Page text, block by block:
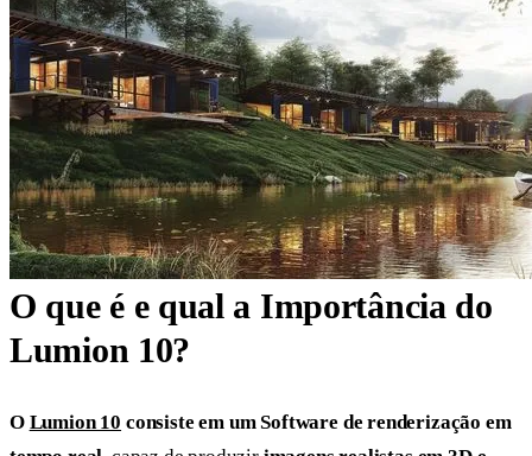
O que é e qual a Importância do
Lumion 10?
O Lumion 10 consiste em um Software de renderização em